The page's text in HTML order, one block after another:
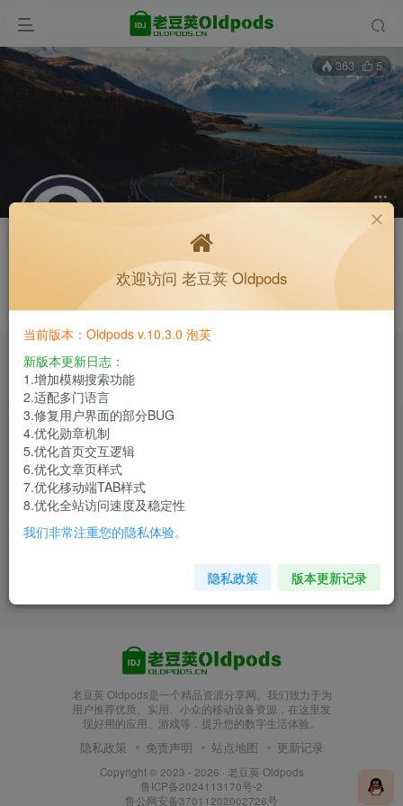
363 5
这个家伙很懒，什么都没留下。
私信
收藏备用站，保持联系不迷路！
老豆荚 Oldpods版本：v10.3.0 泡芙
收藏备用站，保持联系不迷路！
老豆荚 Oldpods版本：v10.3.0 泡芙
文章1 收藏0 评论0
发布 1
百度地图v9.4.6小米MIX定制版
32位
363
老豆荚 Oldpods是一个精品资源分享网。我们致力于为
用户推荐优质、实用、小众的移动设备资源，在这里发
现好用的应用、游戏等，提升您的数字生活体验。
隐私政策 免责声明 站点地图 更新记录
Copyright © 2023 - 2026 · 老豆荚 Oldpods
鲁ICP备2024113170号-2
鲁公网安备37011202002726号
欢迎访问 老豆荚 Oldpods
当前版本：Oldpods v.10.3.0 泡芙
新版本更新日志：
1.增加模糊搜索功能
2.适配多门语言
3.修复用户界面的部分BUG
4.优化勋章机制
5.优化首页交互逻辑
6.优化文章页样式
7.优化移动端TAB样式
8.优化全站访问速度及稳定性
我们非常注重您的隐私体验。
隐私政策 版本更新记录